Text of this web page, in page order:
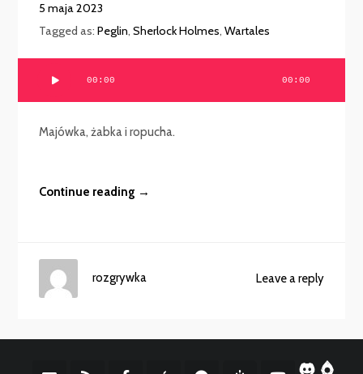
5 maja 2023
Tagged as:Peglin,Sherlock Holmes,Wartales
00:00 00:00
Majówka, żabka i ropucha.
Continue reading →
Leave a reply
rozgrywka